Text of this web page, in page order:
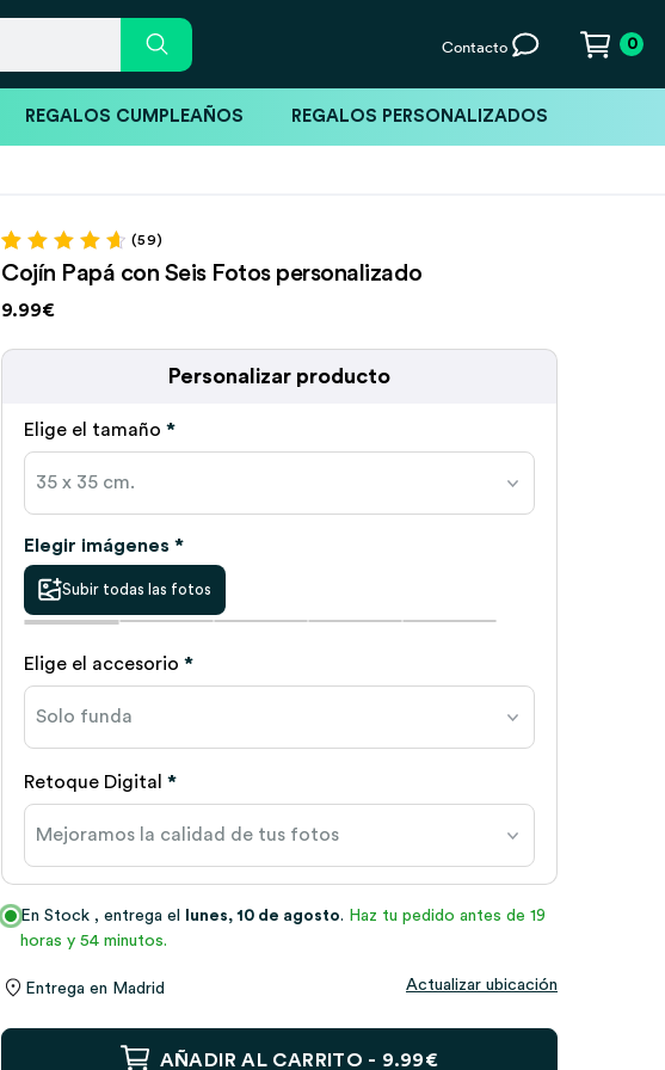
Contacto 0
REGALOS CUMPLEAÑOS REGALOS PERSONALIZADOS
Valorado con
4.75de 5 en
base a
59
(59)
Cojín Papá con Seis Fotos personalizado
9.99€
Personalizar producto
Elige el tamaño*
Elegir imágenes *
Subir todas las fotos
Elige el accesorio*
Retoque Digital*
En Stock , entrega el lunes, 10 de agosto. Haz tu pedido antes de 19
horas y 54 minutos.
Entrega en Madrid Actualizar ubicación
Cojín
AÑADIR AL CARRITO - 9.99€